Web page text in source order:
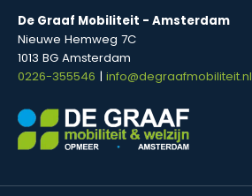
De Graaf Mobiliteit - Amsterdam
Nieuwe Hemweg 7C
1013 BG Amsterdam
0226-355546 | info@degraafmobiliteit.nl